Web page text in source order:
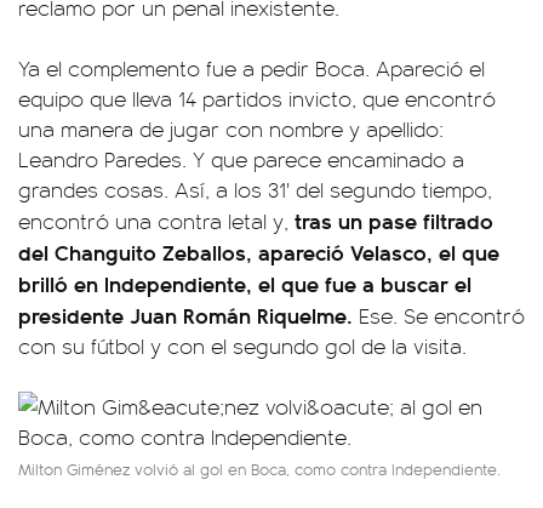
reclamo por un penal inexistente.
Ya el complemento fue a pedir Boca. Apareció el
equipo que lleva 14 partidos invicto, que encontró
una manera de jugar con nombre y apellido:
Leandro Paredes. Y que parece encaminado a
grandes cosas. Así, a los 31' del segundo tiempo,
encontró una contra letal y, tras un pase filtrado
del Changuito Zeballos, apareció Velasco, el que
brilló en Independiente, el que fue a buscar el
presidente Juan Román Riquelme. Ese. Se encontró
con su fútbol y con el segundo gol de la visita.
Milton Giménez volvió al gol en Boca, como contra Independiente.